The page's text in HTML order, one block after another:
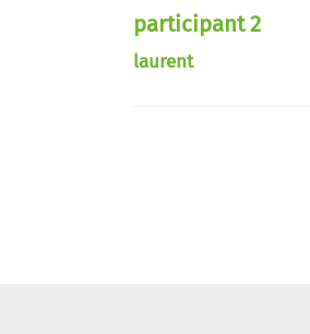
participant 2
laurent